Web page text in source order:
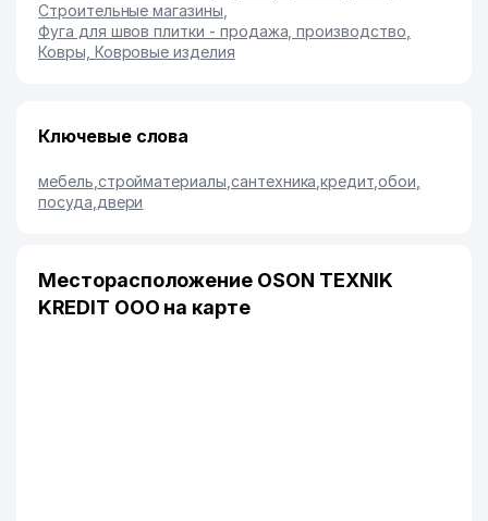
Строительные магазины
Фуга для швов плитки - продажа, производство
Ковры, Ковровые изделия
Ключевые слова
мебель стройматериалы сантехника ,кредит ,обои
посуда двери
Месторасположение OSON TEXNIK
KREDIT ООО на карте